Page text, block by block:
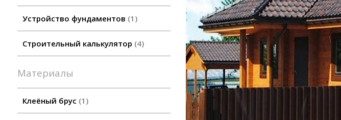
Устройство фундаментов 1
Строительный калькулятор 4
Материалы
Клеёный брус 1